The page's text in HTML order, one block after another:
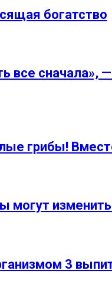
богатство
все
грибы!
могут
3